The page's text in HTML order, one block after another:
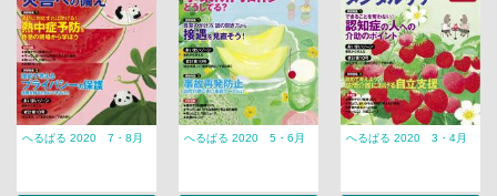
へるぱる 2020 7・8月 へるぱる 2020 5・6月 へるぱる 2020 3・4月